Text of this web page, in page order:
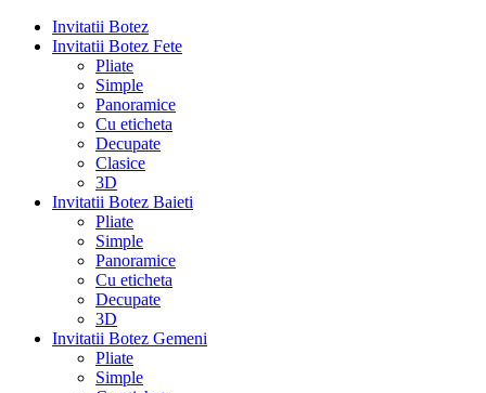
Invitatii Botez
Invitatii Botez Fete
Pliate
Simple
Panoramice
Cu eticheta
Decupate
Clasice
3D
Invitatii Botez Baieti
Pliate
Simple
Panoramice
Cu eticheta
Decupate
3D
Invitatii Botez Gemeni
Pliate
Simple